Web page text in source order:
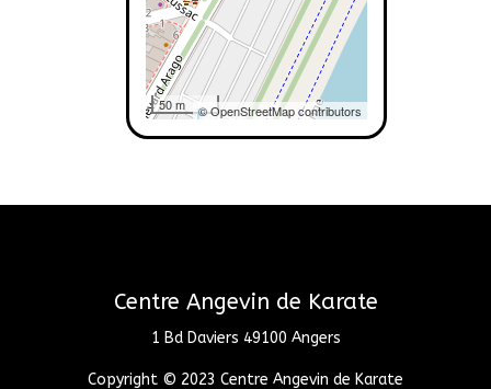
50 m © OpenStreetMap contributors
Centre Angevin de Karate
1 Bd Daviers 49100 Angers
Copyright © 2023 Centre Angevin de Karate